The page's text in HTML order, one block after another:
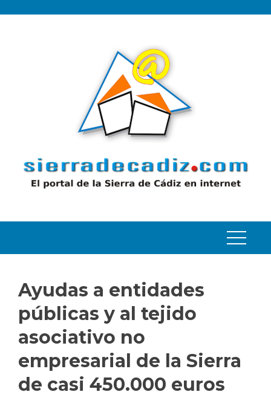
Ayudas a entidades
públicas y al tejido
asociativo no
empresarial de la Sierra
de casi 450.000 euros